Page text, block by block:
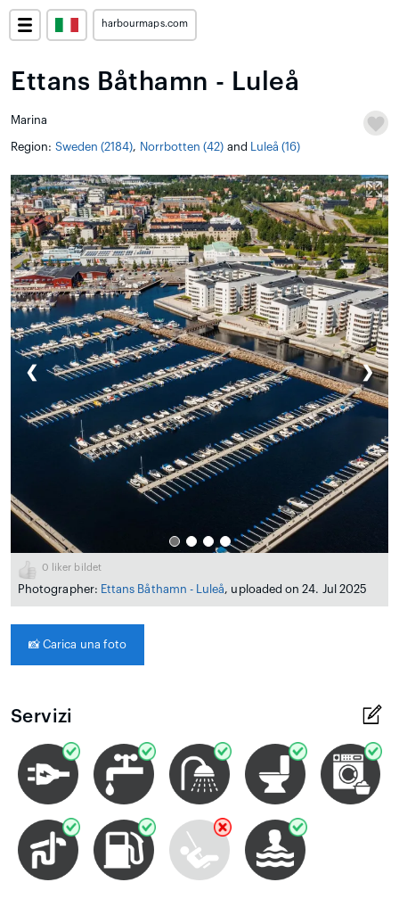
harbourmaps.com
Ettans Båthamn - Luleå
Marina
Region: Sweden (2184), Norrbotten (42) and Luleå (16)
❮ ❯
0 liker bildet
Photographer: Ettans Båthamn - Luleå, uploaded on 24. Jul 2025
📸 Carica una foto
Servizi